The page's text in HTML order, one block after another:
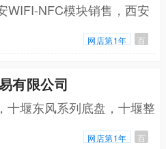
WIFI-NFC模块销售，西安
网店第1年 百
有限公司
十堰东风系列底盘，十堰整
网店第1年 百